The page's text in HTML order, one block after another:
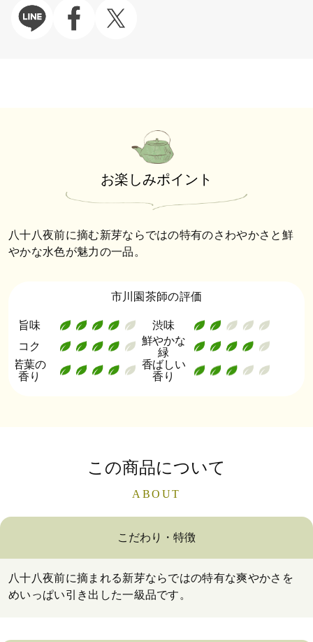
お楽しみポイント
八十八夜前に摘む新芽ならではの特有のさわやかさと鮮
やかな水色が魅力の一品。
市川園茶師の評価
旨味
渋味
コク
鮮やかな
緑
若葉の
香り
香ばしい
香り
この商品について
ABOUT
こだわり・特徴
八十八夜前に摘まれる新芽ならではの特有な爽やかさを
めいっぱい引き出した一級品です。